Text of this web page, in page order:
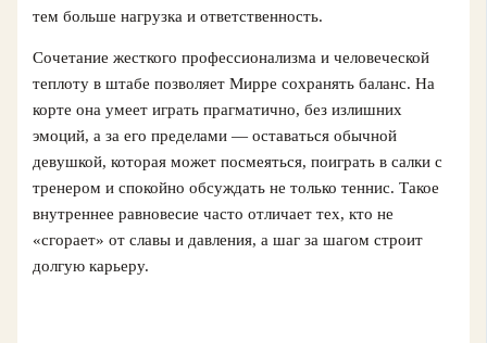
тем больше нагрузка и ответственность.
Сочетание жесткого профессионализма и человеческой
теплотy в штабе позволяет Мирре сохранять баланс. На
корте она умеет играть прагматично, без излишних
эмоций, а за его пределами — оставаться обычной
девушкой, которая может посмеяться, поиграть в салки с
тренером и спокойно обсуждать не только теннис. Такое
внутреннее равновесие часто отличает тех, кто не
«сгорает» от славы и давления, а шаг за шагом строит
долгую карьеру.